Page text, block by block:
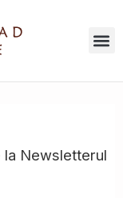
la Newsletterul